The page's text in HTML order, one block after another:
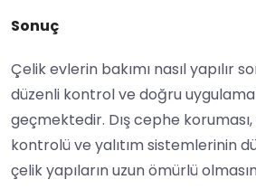
Sonuç
Çelik evlerin bakımı nasıl yapılır
düzenli kontrol ve doğru
geçmektedir. Dış cephe koruması,
kontrolü ve yalıtım sistemlerinin
çelik yapıların uzun ömürlü